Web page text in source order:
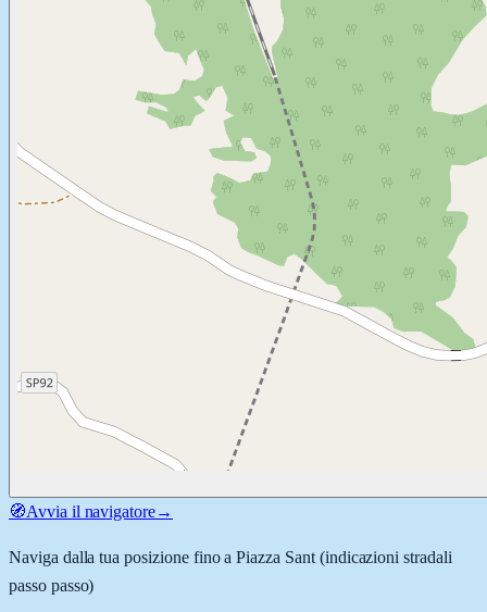
🧭Avvia il navigatore→
Naviga dalla tua posizione fino aPiazza Sant(indicazioni stradali
passo passo)